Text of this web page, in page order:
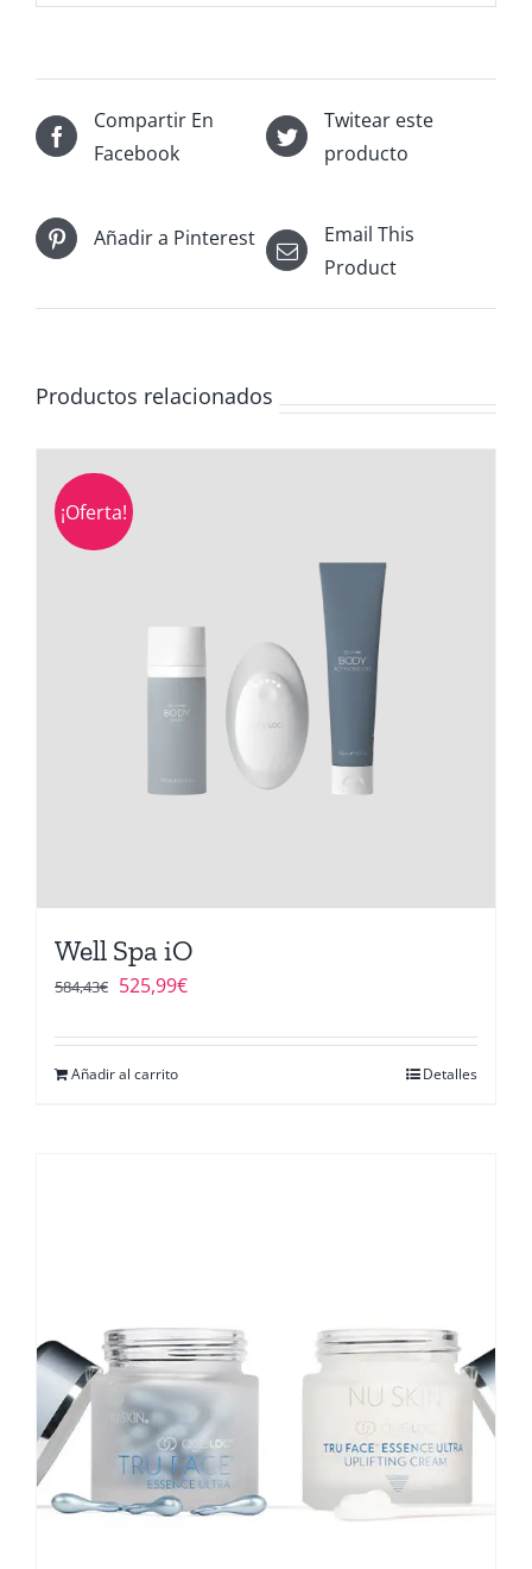
Compartir En
Facebook
Twitear este
producto
Añadir a Pinterest
Email This
Product
Productos relacionados
¡Oferta!
Well Spa iO
584,43€ El
original
era:
525,99€El
actual
Añadir al carrito Detalles